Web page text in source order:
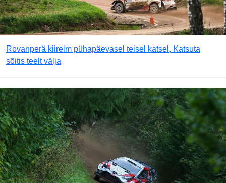
Rovanperä kiireim pühapäevasel teisel katsel, Katsuta
sõitis teelt välja